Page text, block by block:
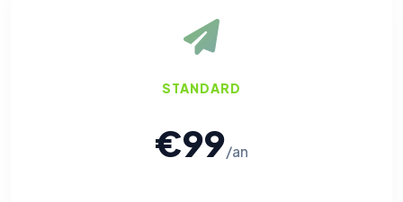
STANDARD
€99/an